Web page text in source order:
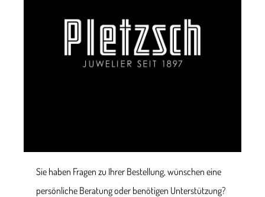
Sie haben Fragen zu Ihrer Bestellung, wünschen eine
persönliche Beratung oder benötigen Unterstützung?